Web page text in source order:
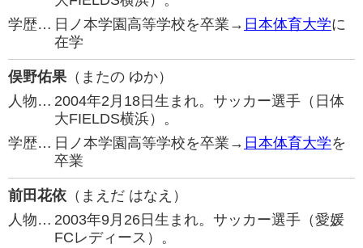
学歴… 日ノ本学園高等学校を卒業→ 日本体育大学に
在学
俣野佑果（またの ゆか）
人物… 2004年2月18日生まれ。サッカー選手（日体
大FIELDS横浜）。
学歴… 日ノ本学園高等学校を卒業→ 日本体育大学を
卒業
前田花依 （まえだ はなえ）
人物… 2003年9月26日生まれ。サッカー選手（愛媛
FCレディース）。